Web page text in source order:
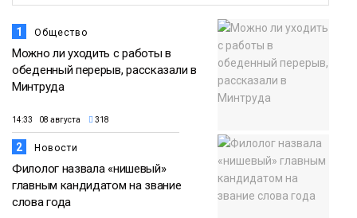
1 Общество
Можно ли уходить с работы в
обеденный перерыв, рассказали в
Минтруда
14:33 08 августа 318
2 Новости
Филолог назвала «нишевый»
главным кандидатом на звание
слова года